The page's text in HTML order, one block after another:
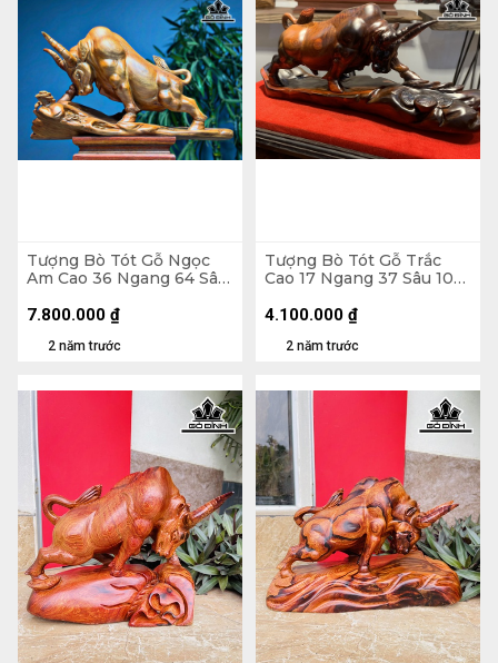
Tượng Bò Tót Gỗ Ngọc
Am Cao 36 Ngang 64 Sâu
2 năm trước
7.800.000 ₫
Tượng Bò Tót Gỗ Trắc
Cao 17 Ngang 37 Sâu 10
2 năm trước
4.100.000 ₫